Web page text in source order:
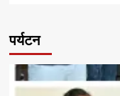
पर्यटन